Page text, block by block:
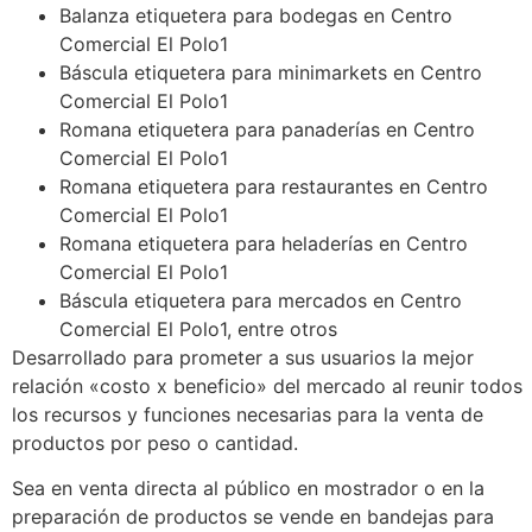
Balanza etiquetera para bodegas en Centro
Comercial El Polo1
Báscula etiquetera para minimarkets en Centro
Comercial El Polo1
Romana etiquetera para panaderías en Centro
Comercial El Polo1
Romana etiquetera para restaurantes en Centro
Comercial El Polo1
Romana etiquetera para heladerías en Centro
Comercial El Polo1
Báscula etiquetera para mercados en Centro
Comercial El Polo1, entre otros
Desarrollado para prometer a sus usuarios la mejor
relación «costo x beneficio» del mercado al reunir todos
los recursos y funciones necesarias para la venta de
productos por peso o cantidad.
Sea en venta directa al público en mostrador o en la
preparación de productos se vende en bandejas para